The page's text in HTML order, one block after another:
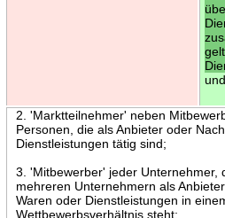
und
2. 'Marktteilnehmer' neben
Personen, die als Anbieter oder
Dienstleistungen tätig sind;
3. 'Mitbewerber' jeder Unternehmer,
mehreren Unternehmern als
Waren oder Dienstleistungen in
Wettbewerbsverhältnis steht;